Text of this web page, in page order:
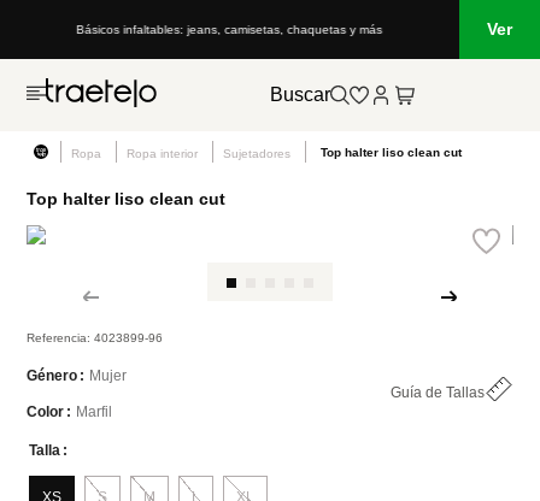
Lo que está de moda en Venezuela: marcas, estilo yVer
Buscar
Ropa Ropa interior Sujetadores Top halter liso clean cut
Top halter liso clean cut
Referencia:4023899-96
Género
Mujer
Guía de Tallas
Color
Marfil
Talla
L
M
S XL
XS